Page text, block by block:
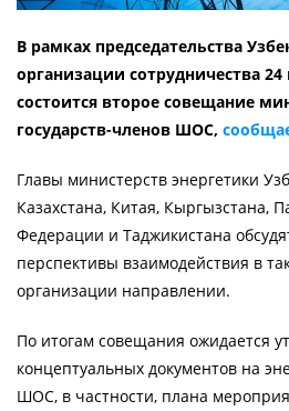
В рамках председательства
организации сотрудничества
состоится второе совещание
государств-членов ШОС,
Главы министерств энергетики
Казахстана, Китая, Кыргызстана,
Федерации и Таджикистана
перспективы взаимодействия в
организации направлении.
По итогам совещания ожидается
концептуальных документов на
ШОС, в частности, плана